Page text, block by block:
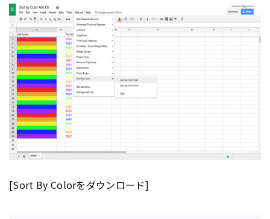
[Sort By Colorをダウンロード]